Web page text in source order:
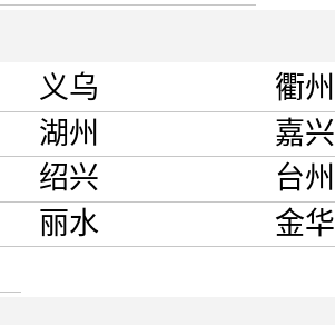
义乌
衢州
湖州
嘉兴
绍兴
台州
丽水
金华